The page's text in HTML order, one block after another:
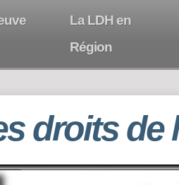
La LDH en
Région
droits de